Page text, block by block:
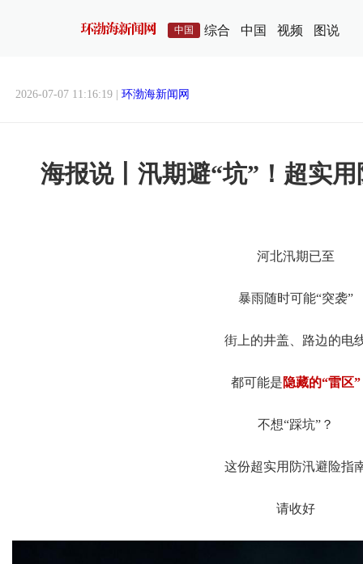
中国 综合 中国 视频 图说
2026-07-07 11:16:19 | 环渤海新闻网
海报说丨汛期避“坑”！超实
河北汛期已至
暴雨随时可能“突袭”
街上的井盖、路边的电
都可能是隐藏的“雷区”
不想“踩坑”？
这份超实用防汛避险指
请收好